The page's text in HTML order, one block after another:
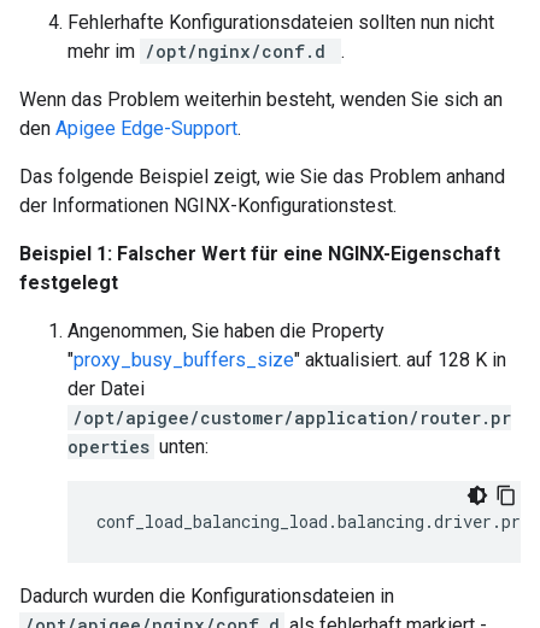
Fehlerhafte Konfigurationsdateien sollten nun nicht
mehr im /opt/nginx/conf.d .
Wenn das Problem weiterhin besteht, wenden Sie sich an
den Apigee Edge-Support.
Das folgende Beispiel zeigt, wie Sie das Problem anhand
der Informationen NGINX-Konfigurationstest.
Beispiel 1: Falscher Wert für eine NGINX-Eigenschaft
festgelegt
Angenommen, Sie haben die Property
"proxy_busy_buffers_size" aktualisiert. auf 128 K in
der Datei
/opt/apigee/customer/application/router.pr
operties unten:
conf_load_balancing_load .balancing .driver .
Dadurch wurden die Konfigurationsdateien in